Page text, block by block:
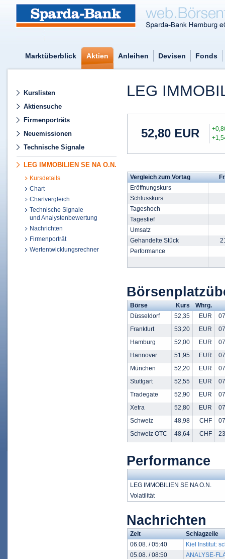
Marktüberblick Aktien Anleihen Devisen Fonds
Kurslisten
Aktiensuche
Firmenporträts
Neuemissionen
Technische Signale
LEG IMMOBILIEN SE NA O.N.
Kursdetails
Chart
Chartvergleich
Technische Signale
und Analystenbewertung
Nachrichten
Firmenporträt
Wertentwicklungsrechner
LEG
52,80 EUR
Vergleich zum Vortag
Eröffnungskurs
Schlusskurs
Tageshoch
Tagestief
Umsatz
Gehandelte Stück
Performance
Börse Kurs
Whrg.
Düsseldorf
52,35 EUR
Frankfurt
53,20 EUR
Hamburg
52,00 EUR
Hannover
51,95 EUR
München
52,20 EUR
Stuttgart
52,55 EUR
Tradegate
52,90 EUR
Xetra
52,80 EUR
Schweiz
48,98 CHF
Schweiz OTC
48,64 CHF
Performance
LEG IMMOBILIEN SE NA O.N.
Volatilität
Nachrichten
Zeit
Schlagzeile
06.08. / 05:40
Kiel Institut:
05.08. / 08:50
ANALYSE-